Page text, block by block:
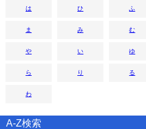
は ひ ふ
ま み む
や い ゆ
ら り る
わ
A-Z検索